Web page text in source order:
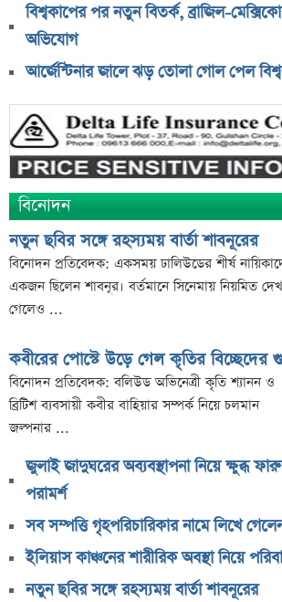
বিশ্বকাপের পর নতুন বিতর্ক, ব্রাজিল-
অভিযোগ
আর্জেন্টিনার জালে ঝড় তোলা গোল পেল
বিনোদন
নতুন ছবির সঙ্গে রহস্যময় বার্তা শাবনূরের
বিনোদন প্রতিবেদক: একসময় ঢালিউডের শীর্ষ
একজন ছিলেন শাবনূর। বর্তমানে সিনেমায় নিয়মিত
গেলেও ...
কবীরের পোস্টে উড়ে গেল কৃতির বিচ্ছেদের
বিনোদন প্রতিবেদক: বলিউড অভিনেত্রী কৃতি শ্যানন ও
ব্রিটিশ ব্যবসায়ী কবীর বাহিয়ার সম্পর্ক নিয়ে চলমান
জল্পনার ...
জুলাই জাদুঘরের অব্যবস্থাপনা নিয়ে ক্ষুব্ধ
পরামর্শ
সব সম্পত্তি গৃহপরিচারিকার নামে লিখে
ইলিয়াস কাঞ্চনের শারীরিক অবস্থা নিয়ে
নতুন ছবির সঙ্গে রহস্যময় বার্তা শাবনূরের